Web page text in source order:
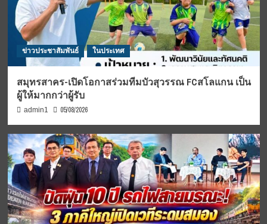
ข่าวประชาสัมพันธ์ ในประเทศ
สมุทรสาคร-เปิดโอกาสร่วมทีมบัวสุวรรณ FCสโลแกน เป็น
ผู้ให้มากกว่าผู้รับ
admin1 05/08/2026